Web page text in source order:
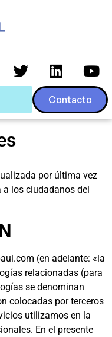
Contacto
por última vez
a los ciudadanos del
(en adelante: «la
relacionadas (para
se denominan
colocadas por terceros
utilizamos en la
En el presente